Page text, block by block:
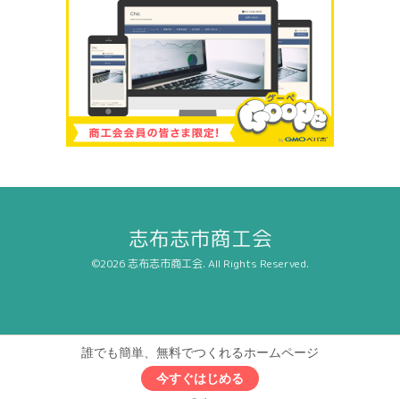
志布志市商工会
©2026志布志市商工会. All Rights Reserved.
誰でも簡単、無料でつくれるホームページ
今すぐはじめる